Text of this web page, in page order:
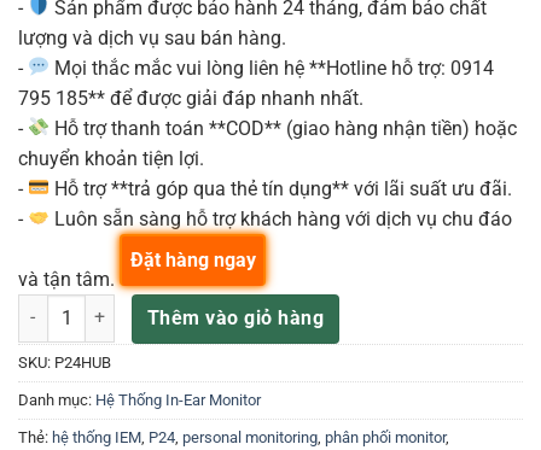
-
Sản phẩm được bảo hành 24 tháng, đảm bảo chất
lượng và dịch vụ sau bán hàng.
-
Mọi thắc mắc vui lòng liên hệ **Hotline hỗ trợ: 0914
795 185** để được giải đáp nhanh nhất.
-
Hỗ trợ thanh toán **COD** (giao hàng nhận tiền) hoặc
chuyển khoản tiện lợi.
-
Hỗ trợ **trả góp qua thẻ tín dụng** với lãi suất ưu đãi.
-
Luôn sẵn sàng hỗ trợ khách hàng với dịch vụ chu đáo
và tận tâm.
P24HUB StageConnect Hub with Bus Powering for Personal
Thêm vào giỏ hàng
Đặt hàng ngay
SKU: P24HUB
Danh mục: Hệ Thống In-Ear Monitor
Thẻ: hệ thống IEM P24 personal monitoring phân phối monitor,